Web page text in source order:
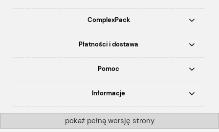
ComplexPack
Płatności i dostawa
Pomoc
Informacje
pokaż pełną wersję strony